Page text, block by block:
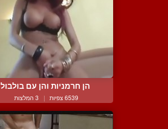
הן חרמניות והן עם בולבול
6539 צפיות | 3 המלצות